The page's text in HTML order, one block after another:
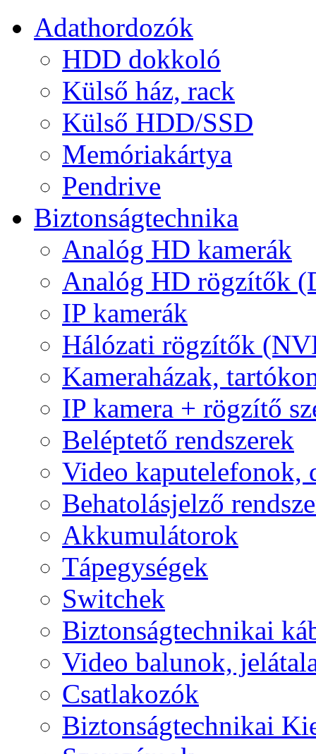
Adathordozók
HDD dokkoló
Külső ház, rack
Külső HDD/SSD
Memóriakártya
Pendrive
Biztonságtechnika
Analóg HD kamerák
Analóg HD rögzítők
IP kamerák
Hálózati rögzítők
Kameraházak,
IP kamera + rögzítő
Beléptető rendszerek
Video kaputelefonok,
Behatolásjelző
Akkumulátorok
Tápegységek
Switchek
Biztonságtechnikai
Video balunok,
Csatlakozók
Biztonságtechnikai